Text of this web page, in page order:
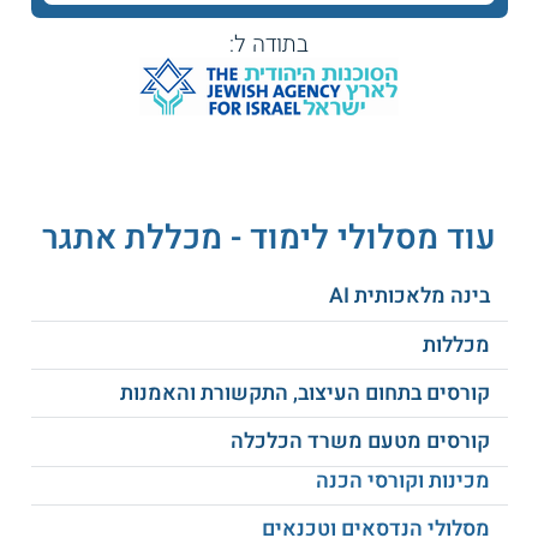
יצירת בוטים והטמעתם.
אתיקה, רגולציות, וזכויות יוצרים בעידן הבינה
המלאכותית.
בעלי סקרנות טכנולוגית, המעוניינים להתעדכן
בעקרונות החדשנות הטכנולוגית.
לקדם את הקריירה באמצעות התמקצעות ב -
AI.
המעוניינים לעבור הסבה מקצועית לתחום
הטכנולוגי.
מה הם תנאי הקבלה?
תנאי הקבלה הינם:
בתודה ל:
עוד מסלולי לימוד - מכללת אתגר
בינה מלאכותית AI
מכללות
קורסים בתחום העיצוב, התקשורת והאמנות
קורסים מטעם משרד הכלכלה
מכינות וקורסי הכנה
מסלולי הנדסאים וטכנאים